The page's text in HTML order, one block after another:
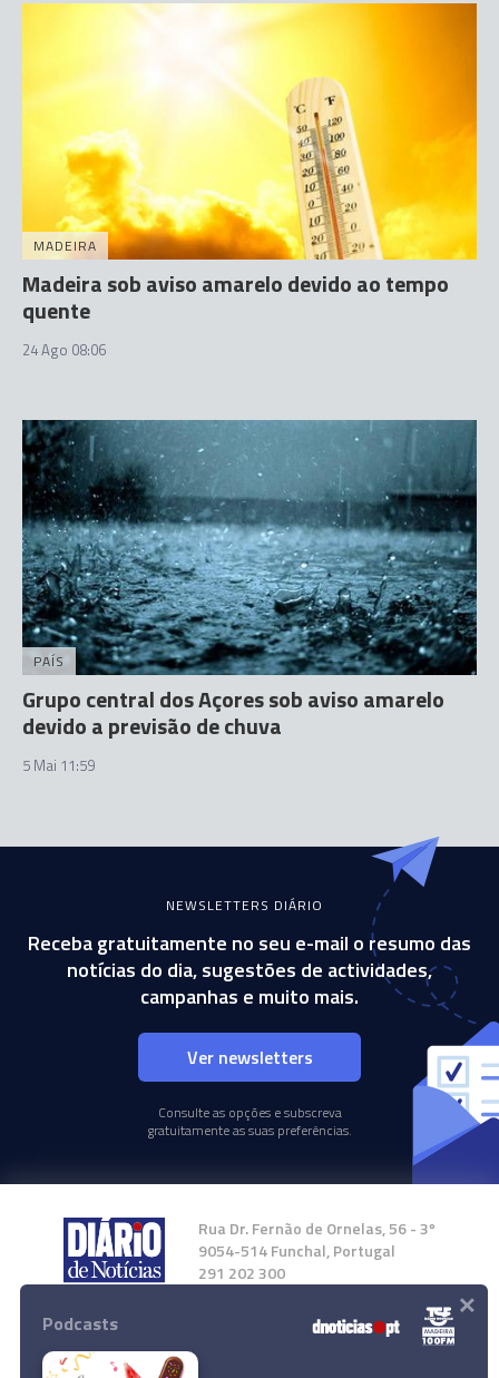
MADEIRA
Madeira sob aviso amarelo devido ao tempo
quente
24 Ago 08:06
PAÍS
Grupo central dos Açores sob aviso amarelo
devido a previsão de chuva
5 Mai 11:59
NEWSLETTERS DIÁRIO
Receba gratuitamente no seu e-mail o resumo das
notícias do dia, sugestões de actividades,
campanhas e muito mais.
Ver newsletters
Consulte as opções e subscreva
gratuitamente as suas preferências.
Rua Dr. Fernão de Ornelas, 56 - 3º
9054-514 Funchal, Portugal
291 202 300
Instale a nossa App
Podcasts ×